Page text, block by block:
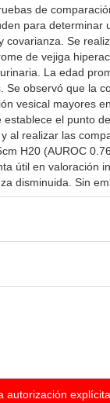
de
para
Se
de vejiga
La edad
observó que la
vesical mayores
el punto
al realizar las
H20 (AUROC
útil en valoración
disminuida. Sin